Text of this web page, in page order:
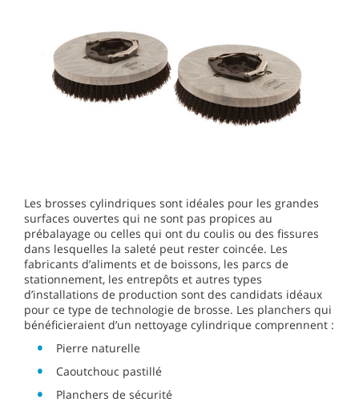
Les brosses cylindriques sont idéales pour les grandes
surfaces ouvertes qui ne sont pas propices au
prébalayage ou celles qui ont du coulis ou des fissures
dans lesquelles la saleté peut rester coincée. Les
fabricants d’aliments et de boissons, les parcs de
stationnement, les entrepôts et autres types
d’installations de production sont des candidats idéaux
pour ce type de technologie de brosse. Les planchers qui
bénéficieraient d’un nettoyage cylindrique comprennent :
Pierre naturelle
Caoutchouc pastillé
Planchers de sécurité